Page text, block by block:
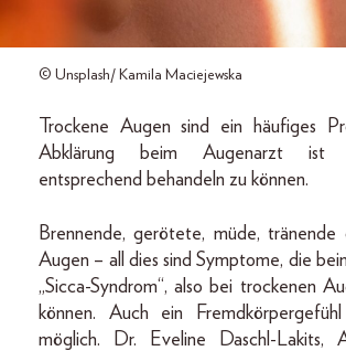
© Unsplash/ Kamila Maciejewska
Trockene Augen sind ein häufiges
Abklärung beim Augenarzt ist
entsprechend behandeln zu können.
Brennende, gerötete, müde, tränende
Augen – all dies sind Symptome, die
„Sicca-Syndrom“, also bei trockenen
können. Auch ein
möglich. Dr. Eveline Daschl-Lakits,